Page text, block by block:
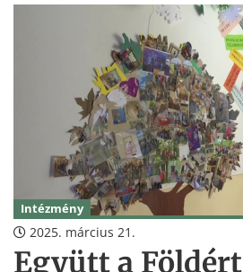
Intézmény
2025. március 21.
Együtt a Földért